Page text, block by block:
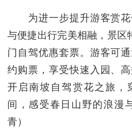
为进一步提升游客赏花
与便捷出行完美相融，景区
门自驾优惠套票。游客可
约购票，享受快速入园、
开启南坡自驾赏花之旅，
间，感受春日山野的浪漫
青）